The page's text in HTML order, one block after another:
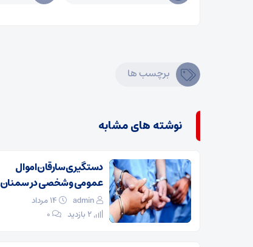
برچسب ها
نوشته های مشابه
دستگیری سارقان اموال
عمومی و شخصی در سمنان
admin
۰